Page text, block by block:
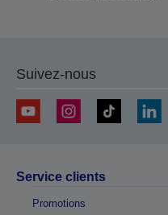
Suivez-nous
Service clients
Promotions